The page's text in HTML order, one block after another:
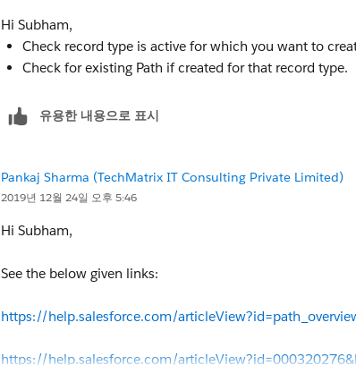
Hi Subham,
Check record type is active for which you want to
Check for existing Path if created for that record type.
유용한 내용으로 표시
Pankaj Sharma (TechMatrix IT Consulting Private Limited)
2019년 12월 24일 오후 5:46
Hi Subham,
See the below given links:
https://help.salesforce.com/
https://help.salesforce.com/